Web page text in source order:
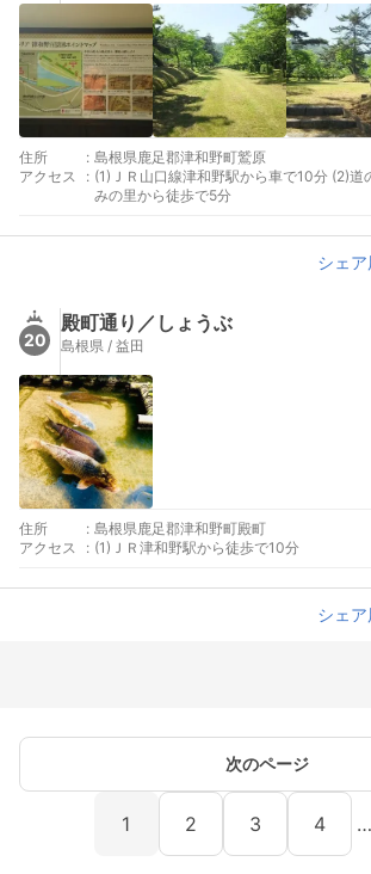
住所 : 島根県鹿足郡津和野町鷲原
アクセス
: (1)ＪＲ山口線津和野駅から車で10分 (2)道の駅 津和野温泉なご
みの里から徒歩で5分
シェ
20
殿町通り／しょうぶ
島根県 / 益田
住所 : 島根県鹿足郡津和野町殿町
アクセス
: (1)ＪＲ津和野駅から徒歩で10分
シェ
次のページ
1 2 3 4 …